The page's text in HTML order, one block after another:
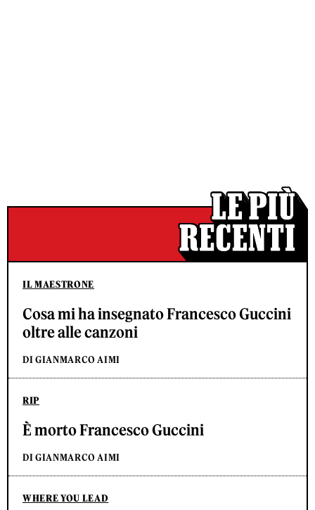
IL MAESTRONE
Cosa mi ha insegnato Francesco Guccini
oltre alle canzoni
DI GIANMARCO AIMI
RIP
È morto Francesco Guccini
DI GIANMARCO AIMI
WHERE YOU LEAD